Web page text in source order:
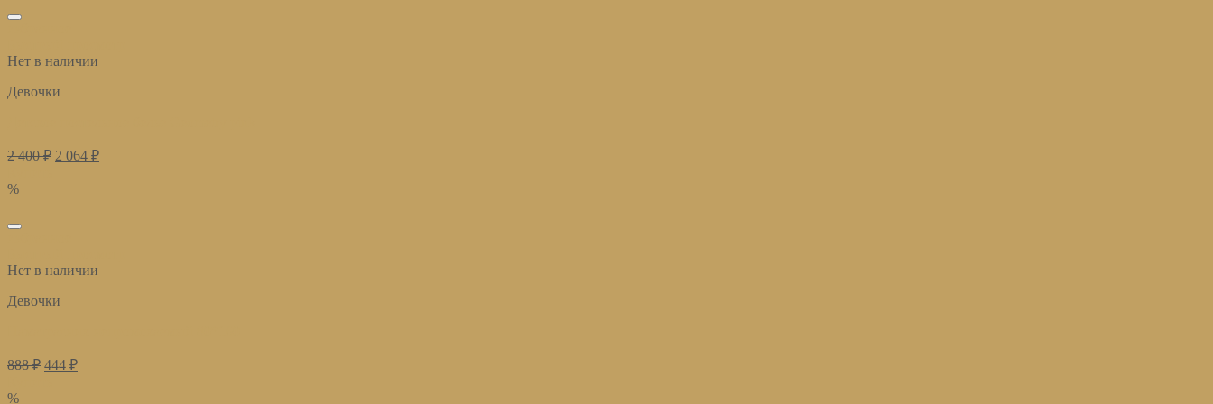
Нет в наличии
Девочки
2 400₽ 2 064 ₽
%
Нет в наличии
Девочки
888₽ 444 ₽
%